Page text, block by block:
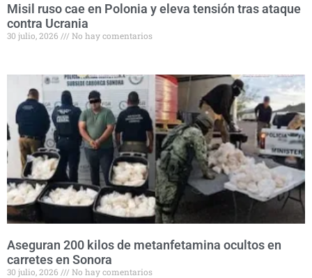
Misil ruso cae en Polonia y eleva tensión tras ataque
contra Ucrania
30 julio, 2026 No hay comentarios
Aseguran 200 kilos de metanfetamina ocultos en
carretes en Sonora
30 julio, 2026 No hay comentarios